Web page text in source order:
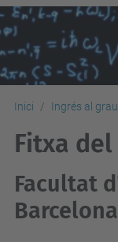
Inici Ingrés al grau
Fitxa del
Facultat